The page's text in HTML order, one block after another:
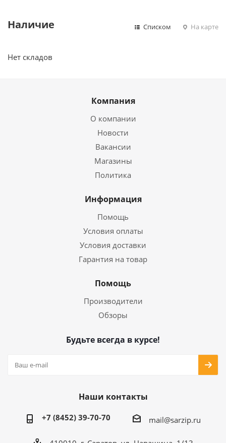
Наличие Списком На карте
Нет складов
Компания
О компании
Новости
Вакансии
Магазины
Политика
Информация
Помощь
Условия оплаты
Условия доставки
Гарантия на товар
Помощь
Производители
Обзоры
Будьте всегда в курсе!
Наши контакты
+7 (8452) 39-70-70 mail@sarzip.ru